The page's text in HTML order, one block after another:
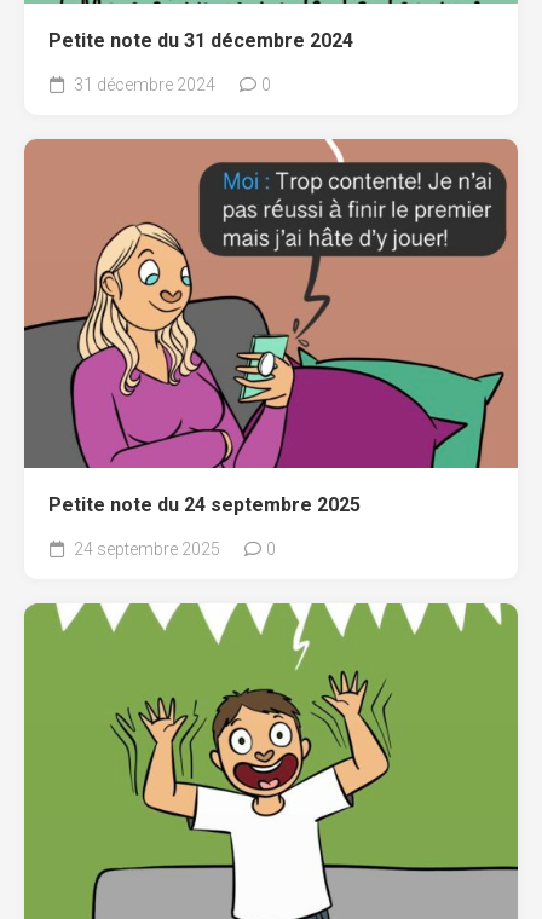
Petite note du 31 décembre 2024
31 décembre 2024 0
Petite note du 24 septembre 2025
24 septembre 2025 0